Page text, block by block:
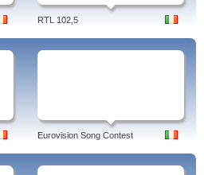
RTL 102,5
Eurovision Song Contest